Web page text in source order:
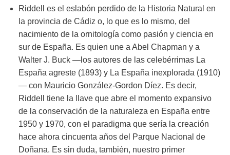
Riddell es el eslabón perdido de la Historia Natural en
la provincia de Cádiz o, lo que es lo mismo, del
nacimiento de la ornitología como pasión y ciencia en
sur de España. Es quien une a Abel Chapman y a
Walter J. Buck —los autores de las celebérrimas La
España agreste (1893) y La España inexplorada (1910)
— con Mauricio González-Gordon Díez. Es decir,
Riddell tiene la llave que abre el momento expansivo
de la conservación de la naturaleza en España entre
1950 y 1970, con el paradigma que sería la creación
hace ahora cincuenta años del Parque Nacional de
Doñana. Es sin duda, también, nuestro primer